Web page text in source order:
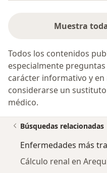
Muestra
Todos los contenidos
especialmente
carácter informativo y
considerarse un
médico.
Búsquedas relacionadas
Enfermedades más
Cálculo renal en